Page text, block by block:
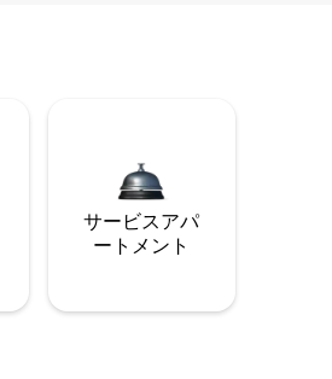
サービスアパ
ートメント